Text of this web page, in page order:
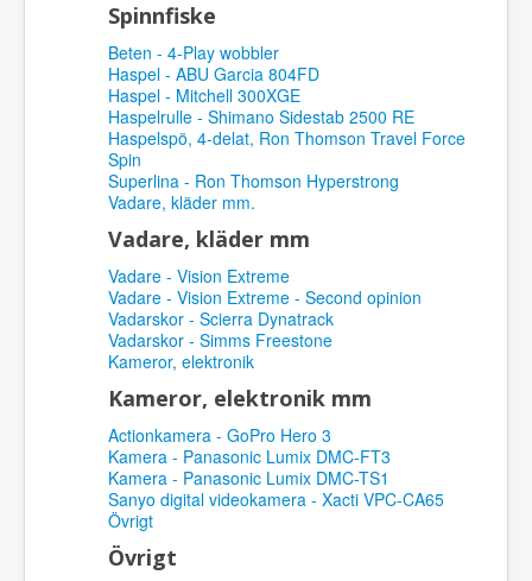
Spinnfiske
Beten - 4-Play wobbler
Haspel - ABU Garcia 804FD
Haspel - Mitchell 300XGE
Haspelrulle - Shimano Sidestab 2500 RE
Haspelspö, 4-delat, Ron Thomson Travel Force
Spin
Superlina - Ron Thomson Hyperstrong
Vadare, kläder mm.
Vadare, kläder mm
Vadare - Vision Extreme
Vadare - Vision Extreme - Second opinion
Vadarskor - Scierra Dynatrack
Vadarskor - Simms Freestone
Kameror, elektronik
Kameror, elektronik mm
Actionkamera - GoPro Hero 3
Kamera - Panasonic Lumix DMC-FT3
Kamera - Panasonic Lumix DMC-TS1
Sanyo digital videokamera - Xacti VPC-CA65
Övrigt
Övrigt